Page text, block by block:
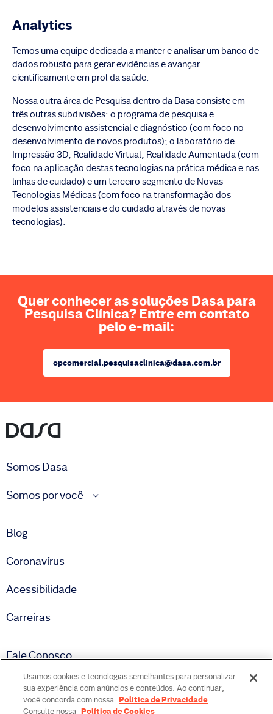
Analytics
Temos uma equipe dedicada a manter e analisar um banco de
dados robusto para gerar evidências e avançar
cientificamente em prol da saúde.
Nossa outra área de Pesquisa dentro da Dasa consiste em
três outras subdivisões: o programa de pesquisa e
desenvolvimento assistencial e diagnóstico (com foco no
desenvolvimento de novos produtos); o laboratório de
Impressão 3D, Realidade Virtual, Realidade Aumentada (com
foco na aplicação destas tecnologias na prática médica e nas
linhas de cuidado) e um terceiro segmento de Novas
Tecnologias Médicas (com foco na transformação dos
modelos assistenciais e do cuidado através de novas
tecnologias).
Quer conhecer as soluções Dasa para
Pesquisa Clínica? Entre em contato
pelo e-mail:
opcomercial.pesquisaclinica@dasa.com.br
Somos Dasa
Somos por você
Blog
Coronavírus
Acessibilidade
Carreiras
Fale Conosco
Imprensa
Usamos cookies e tecnologias semelhantes para personalizar
sua experiência com anúncios e conteúdos. Ao continuar,
você concorda com nossa Política de Privacidade.
Consulte nossa Política de Cookies